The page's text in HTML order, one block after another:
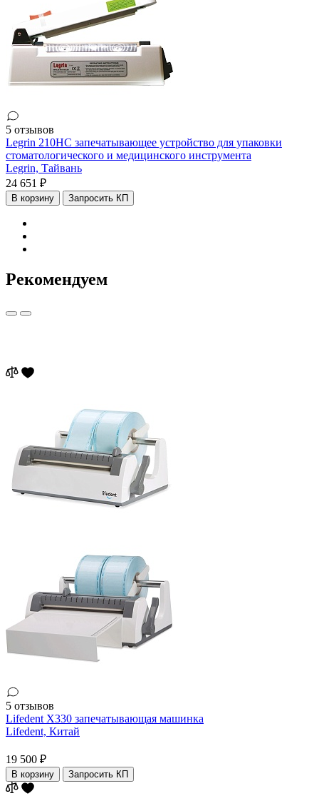
5 отзывов
Legrin 210HC запечатывающее устройство для упаковки
стоматологического и медицинского инструмента
Legrin, Тайвань
24 651 ₽
В корзину Запросить КП
Рекомендуем
5 отзывов
Lifedent X330 запечатывающая машинка
Lifedent, Китай
19 500 ₽
В корзину Запросить КП